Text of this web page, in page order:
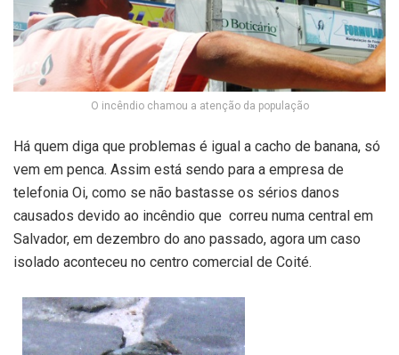
O incêndio chamou a atenção da população
Há quem diga que problemas é igual a cacho de banana, só
vem em penca. Assim está sendo para a empresa de
telefonia Oi, como se não bastasse os sérios danos
causados devido ao incêndio que correu numa central em
Salvador, em dezembro do ano passado, agora um caso
isolado aconteceu no centro comercial de Coité.